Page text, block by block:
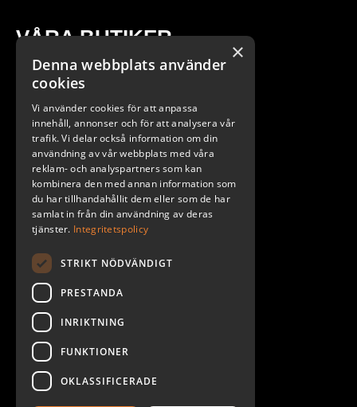
VÅRA BUTIKER
Stockholm
Göteborg
Malmö
2026. ALL RIGHTS RESERVED.
POWERED BY EMPORI CMS
×
Denna webbplats använder
cookies
Vi använder cookies för att anpassa
innehåll, annonser och för att analysera vår
trafik. Vi delar också information om din
användning av vår webbplats med våra
reklam- och analyspartners som kan
kombinera den med annan information som
du har tillhandahållit dem eller som de har
samlat in från din användning av deras
tjänster. Integritetspolicy
STRIKT NÖDVÄNDIGT
PRESTANDA
INRIKTNING
FUNKTIONER
OKLASSIFICERADE